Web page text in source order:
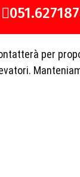
per